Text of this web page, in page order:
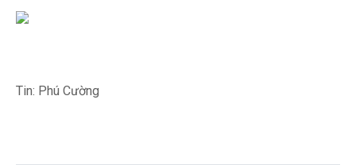
Tin: Phú Cường